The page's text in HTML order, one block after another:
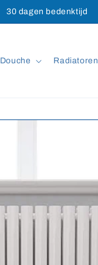
30 dagen bedenktijd
Douche Radiatoren